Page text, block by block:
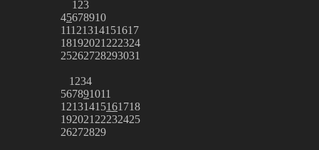
1 23
45678910
11121314151617
18192021 222324
25262728293031
1 234
567891011
12131415161718
192021 22232425
26272829